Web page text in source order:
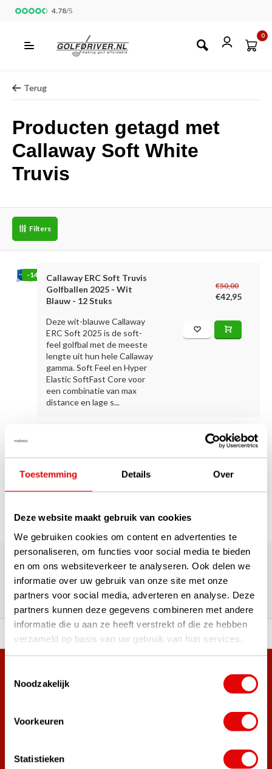
Toestemming Details Over
Deze website maakt gebruik van cookies
We gebruiken cookies om content en advertenties te
personaliseren, om functies voor social media te bieden
en om ons websiteverkeer te analyseren. Ook delen we
informatie over uw gebruik van onze site met onze
partners voor social media, adverteren en analyse. Deze
partners kunnen deze gegevens combineren met andere
informatie die u aan ze heeft verstrekt of die ze hebben
verzameld op basis van uw gebruik van hun services.
Noodzakelijk
Voorkeuren
Statistieken
4.78/5
0
Terug
Producten getagd met
Callaway Soft White
Truvis
Filters
-14%
Callaway ERC Soft Truvis
Golfballen 2025 - Wit
Blauw - 12 Stuks
Deze wit-blauwe Callaway
ERC Soft 2025 is de soft-
feel golfbal met de meeste
lengte uit hun hele Callaway
gamma. Soft Feel en Hyper
Elastic SoftFast Core voor
een combinatie van max
distance en lage s...
€50,00
€42,95
Pagina 1 van 1
180.000+ Klanten | 5.000+ Reviews | Trusted Shops, TrustPilot,
Google
Reviews: Onze klanten aan het
woord
A-merken! Vóór 15:00 besteld,
Meer dan 38.000 klanten hebben zich al
aangemeld.
golf aanbiedingen!